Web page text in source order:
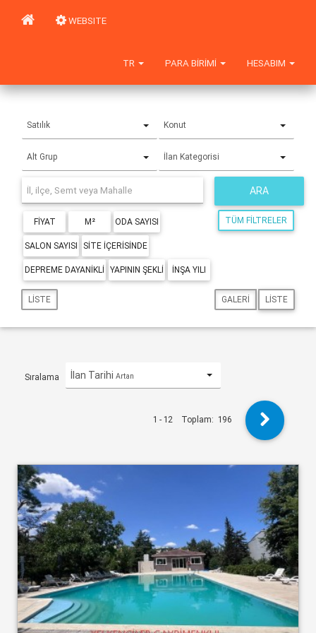
WEBSITE
HESABIM
PARA BIRIMI
TR
Satılık Konut
Alt Grup İlan Kategorisi
ARA
FIYAT M² ODA SAYISI
SALON SAYISI SITE IÇERISINDE
DEPREME DAYANIKLI YAPININ ŞEKLI İNŞA YILI
TÜM FILTRELER
LISTE GALERI LISTE
Sıralama İlan Tarihi Artan
1 - 12 Toplam: 196